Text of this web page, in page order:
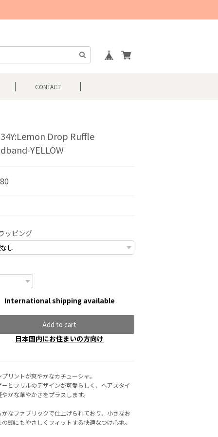
CONTACT
Drop Ruffle
YELLOW
ッピング
International shipping available
Add to cart
日本国内にお住まいの方向け
リントが爽やかなカチューシャ。
ーとフリルのデザインが可愛らしく、ヘアスタイ
かな華やかさをプラスします。
かなファブリックで仕上げられており、小さなお
頭にもやさしくフィットする快適なつけ心地。